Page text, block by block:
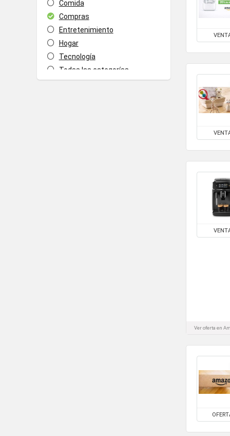
Comida
Compras
Entretenimiento
Hogar
Tecnología
Todas las categorías
Ver oferta en